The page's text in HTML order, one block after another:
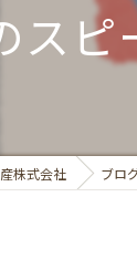
ス
株式会社 ブロ